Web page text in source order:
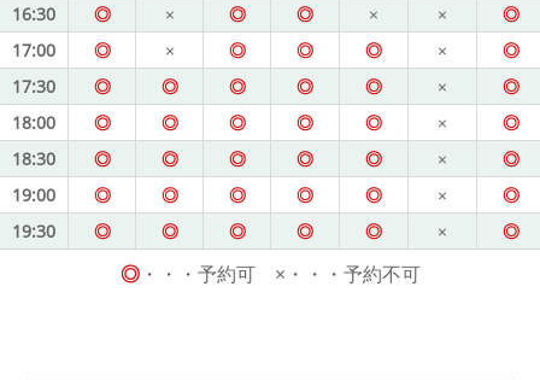
16:30
◎ × ◎ ◎ × ×
◎
17:00
◎ × ◎ ◎ ◎ ×
◎
17:30
◎ ◎ ◎ ◎ ◎ ×
◎
18:00
◎ ◎ ◎ ◎ ◎ ×
◎
18:30
◎ ◎ ◎ ◎ ◎ ×
◎
19:00
◎ ◎ ◎ ◎ ◎ ×
◎
19:30
◎ ◎ ◎ ◎ ◎ × ◎
◎・・・予約可 ×・・・予約不可